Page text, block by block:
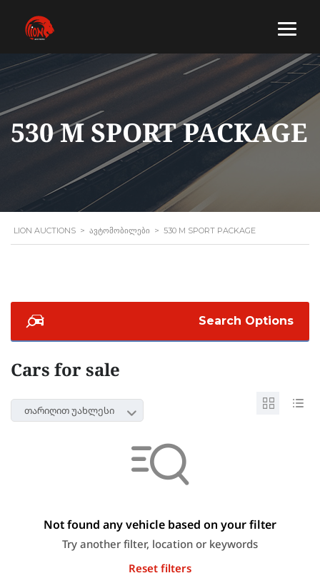
530 M SPORT PACKAGE
LION AUCTIONS > ᲐᲕᲢᲝᲛᲝᲑᲘᲚᲔᲑᲘ > 530 M SPORT PACKAGE
Search Options
Cars for sale
თარიღით უახლესი
Not found any vehicle based on your filter
Try another filter, location or keywords
Reset filters